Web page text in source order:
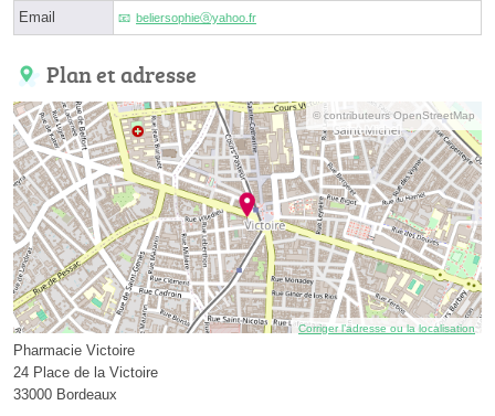
Email beliersophieⓐyahoo.fr
Plan et adresse
© contributeurs OpenStreetMap
Corriger l’adresse ou la localisation
Pharmacie Victoire
24 Place de la Victoire
33000 Bordeaux